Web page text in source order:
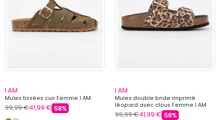
I AM
Mules tissées cuir Femme I AM
99,99 €41,99 € 58%
I AM
Mules double bride imprimé
léopard avec clous Femme I AM
99,99 €41,99 € 58%